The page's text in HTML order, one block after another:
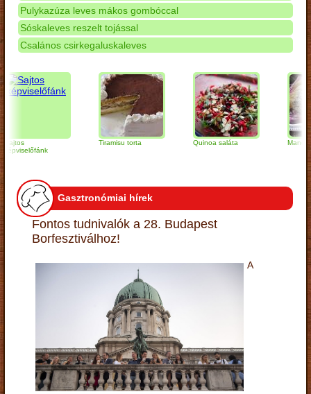
Pulykazúza leves mákos gombóccal
Sóskaleves reszelt tojással
Csalános csirkegaluskaleves
Tiramisu torta Quinoa saláta Mandulás kifli
Gasztronómiai hírek
Fontos tudnivalók a 28. Budapest
Borfesztiválhoz!
A